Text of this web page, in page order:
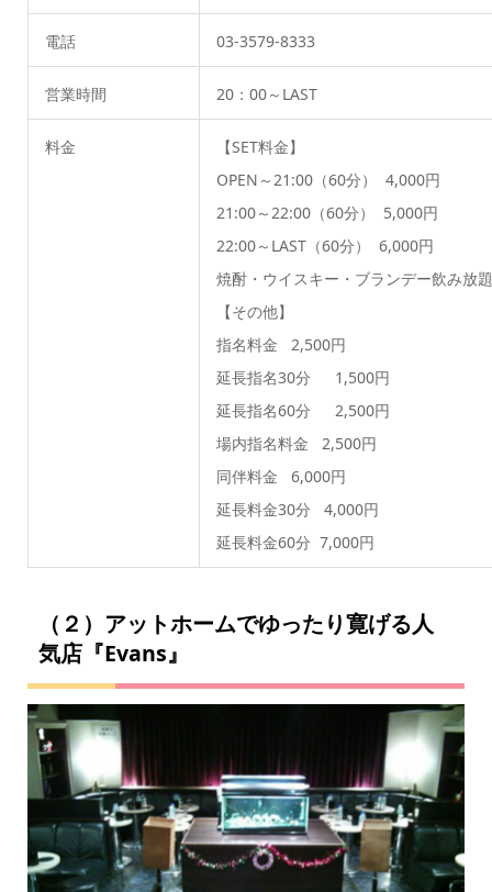
電話 03-3579-8333
営業時間 20：00～LAST
料金
【SET料金】
OPEN～21:00（60分） 4,000円
21:00～22:00（60分） 5,000円
22:00～LAST（60分） 6,000円
焼酎・ウイスキー・ブランデー飲み放題
【その他】
指名料金 2,500円
延長指名30分 1,500円
延長指名60分 2,500円
場内指名料金 2,500円
同伴料金 6,000円
延長料金30分 4,000円
延長料金60分 7,000円
（２）アットホームでゆったり寛げる人
気店『Evans』